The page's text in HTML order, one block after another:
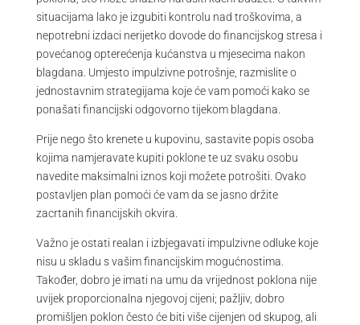
situacijama lako je izgubiti kontrolu nad troškovima, a
nepotrebni izdaci nerijetko dovode do financijskog stresa i
povećanog opterećenja kućanstva u mjesecima nakon
blagdana. Umjesto impulzivne potrošnje, razmislite o
jednostavnim strategijama koje će vam pomoći kako se
ponašati financijski odgovorno tijekom blagdana.
Prije nego što krenete u kupovinu, sastavite popis osoba
kojima namjeravate kupiti poklone te uz svaku osobu
navedite maksimalni iznos koji možete potrošiti. Ovako
postavljen plan pomoći će vam da se jasno držite
zacrtanih financijskih okvira.
Važno je ostati realan i izbjegavati impulzivne odluke koje
nisu u skladu s vašim financijskim mogućnostima.
Također, dobro je imati na umu da vrijednost poklona nije
uvijek proporcionalna njegovoj cijeni; pažljiv, dobro
promišljen poklon često će biti više cijenjen od skupog, ali